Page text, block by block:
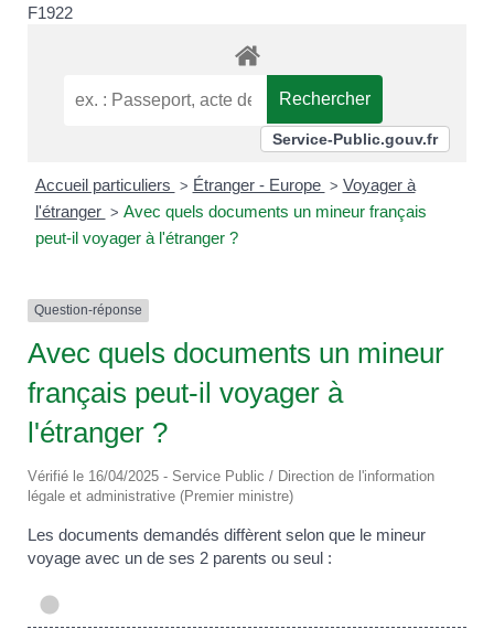
F1922
Service-Public.gouv.fr
Accueil particuliers > Étranger - Europe > Voyager à
l'étranger > Avec quels documents un mineur français
peut-il voyager à l'étranger ?
Question-réponse
Avec quels documents un mineur
français peut-il voyager à
l'étranger ?
Vérifié le 16/04/2025 - Service Public / Direction de l'information
légale et administrative (Premier ministre)
Les documents demandés diffèrent selon que le mineur
voyage avec un de ses 2 parents ou seul :